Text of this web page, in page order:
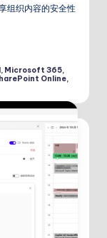
组织内容的安全性
Microsoft 365
Online,